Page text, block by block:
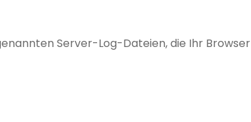
Server-Log-Dateien, die Ihr Browser